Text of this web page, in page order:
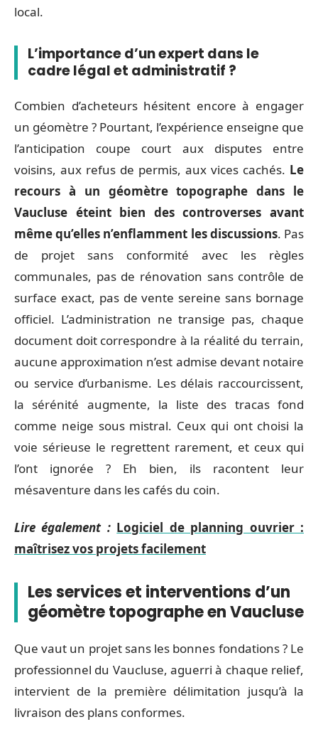
local.
L’importance d’un expert dans le
cadre légal et administratif ?
Combien d’acheteurs hésitent encore à engager
un géomètre ? Pourtant, l’expérience enseigne que
l’anticipation coupe court aux disputes entre
voisins, aux refus de permis, aux vices cachés. Le
recours à un géomètre topographe dans le
Vaucluse éteint bien des controverses avant
même qu’elles n’enflamment les discussions. Pas
de projet sans conformité avec les règles
communales, pas de rénovation sans contrôle de
surface exact, pas de vente sereine sans bornage
officiel. L’administration ne transige pas, chaque
document doit correspondre à la réalité du terrain,
aucune approximation n’est admise devant notaire
ou service d’urbanisme. Les délais raccourcissent,
la sérénité augmente, la liste des tracas fond
comme neige sous mistral. Ceux qui ont choisi la
voie sérieuse le regrettent rarement, et ceux qui
l’ont ignorée ? Eh bien, ils racontent leur
mésaventure dans les cafés du coin.
Lire également : Logiciel de planning ouvrier :
maîtrisez vos projets facilement
Les services et interventions d’un
géomètre topographe en Vaucluse
Que vaut un projet sans les bonnes fondations ? Le
professionnel du Vaucluse, aguerri à chaque relief,
intervient de la première délimitation jusqu’à la
livraison des plans conformes.